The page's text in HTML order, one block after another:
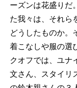
ーズンは花盛りだ
た我々は、それら
どうしたものか。
着こなしや服の選
クオフでは、ユナ
文さん、スタイリ